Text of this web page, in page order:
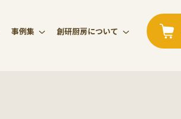
事例集 創研厨房について